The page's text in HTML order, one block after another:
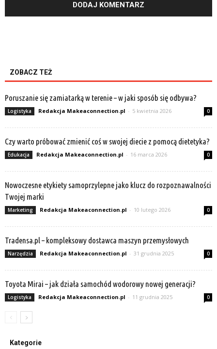
ZOBACZ TEŻ
Poruszanie się zamiatarką w terenie – w jaki sposób się odbywa?
Logistyka Redakcja Makeaconnection.pl - 5 kwietnia 2026 0
Czy warto próbować zmienić coś w swojej diecie z pomocą dietetyka?
Edukacja Redakcja Makeaconnection.pl - 16 marca 2026 0
Nowoczesne etykiety samoprzylepne jako klucz do rozpoznawalności
Twojej marki
Marketing Redakcja Makeaconnection.pl - 10 lutego 2026 0
Tradensa.pl – kompleksowy dostawca maszyn przemysłowych
Narzędzia Redakcja Makeaconnection.pl - 31 grudnia 2025 0
Toyota Mirai – jak działa samochód wodorowy nowej generacji?
Logistyka Redakcja Makeaconnection.pl - 11 grudnia 2025 0
Kategorie